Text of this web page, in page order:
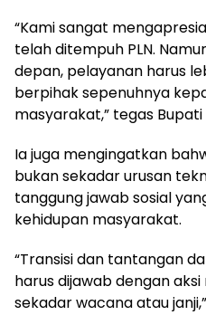
“Kami sangat
telah ditempuh PLN.
depan, pelayanan harus
berpihak sepenuhnya
masyarakat,” tegas Bupati
Ia juga mengingatkan
bukan sekadar urusan
tanggung jawab sosial
kehidupan masyarakat.
“Transisi dan tantangan
harus dijawab dengan
sekadar wacana atau